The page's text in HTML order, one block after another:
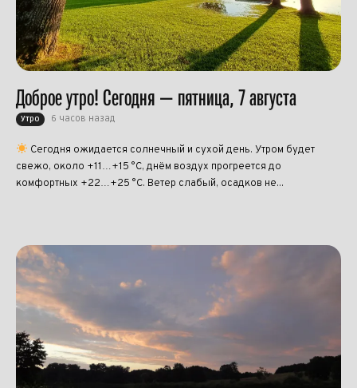
Доброе утро! Сегодня — пятница, 7 августа
Утро 6 часов назад
Сегодня ожидается солнечный и сухой день. Утром будет
свежо, около +11…+15 °C, днём воздух прогреется до
комфортных +22…+25 °C. Ветер слабый, осадков не...